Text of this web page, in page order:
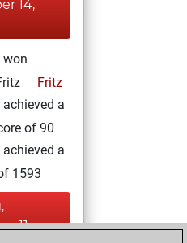
14,
won
Fritz
achieved a
of 90
achieved a
1593
11,